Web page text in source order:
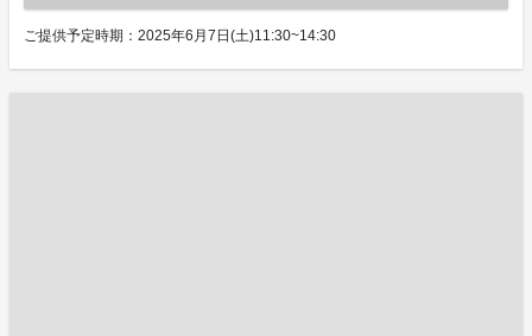
ご提供予定時期：2025年6月7日(土)11:30~14:30